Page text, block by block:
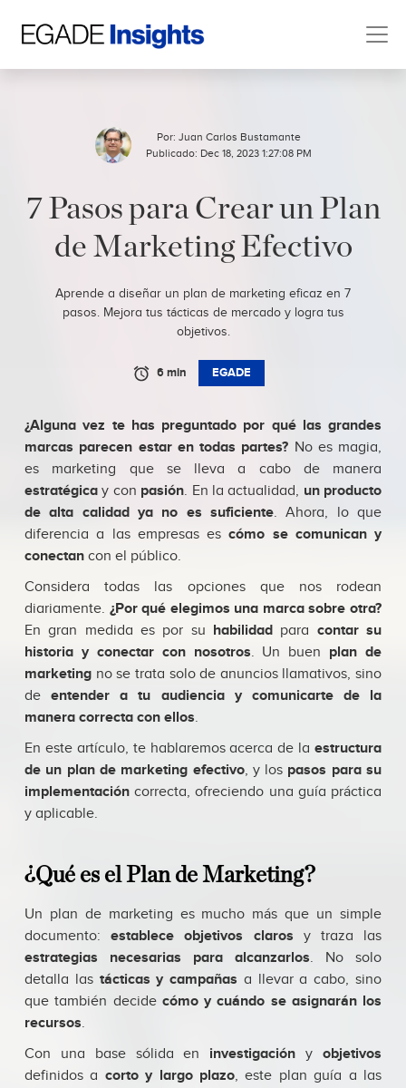
Por: Juan Carlos Bustamante
Publicado: Dec 18, 2023 1:27:08 PM
7 Pasos para Crear un Plan
de Marketing Efectivo
Aprende a diseñar un plan de marketing eficaz en 7
pasos. Mejora tus tácticas de mercado y logra tus
objetivos.
6 min EGADE
¿Alguna vez te has preguntado por qué las grandes
marcas parecen estar en todas partes? No es magia,
es marketing que se lleva a cabo de manera
estratégica y con pasión. En la actualidad, un producto
de alta calidad ya no es suficiente. Ahora, lo que
diferencia a las empresas escómo se comunican y
conectan con el público.
Considera todas las opciones que nos rodean
diariamente. ¿Por qué elegimos una marca sobre otra?
En gran medida es por su habilidad para contar su
historia y conectar con nosotros. Un buen plan de
marketing no se trata solo de anuncios llamativos, sino
deentender a tu audiencia y comunicarte de la
manera correcta con ellos.
En este artículo, te hablaremos acerca de la estructura
de un plan de marketing efectivo, y los pasos para su
implementación correcta, ofreciendo una guía práctica
y aplicable.
¿Qué es el Plan de Marketing?
Un plan de marketing es mucho más que un simple
documento:establece objetivos claros y traza las
estrategias necesarias para alcanzarlos. No solo
detalla las tácticas y campañas a llevar a cabo, sino
que también decide cómo y cuándo se asignarán los
recursos.
Con una base sólida en investigación yobjetivos
definidos a corto y largo plazo, este plan guía a las